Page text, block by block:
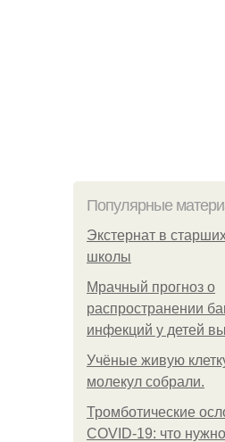
Популярные
Экстернат в
школы
Мрачный прогноз о
распространении
инфекций у детей
Учёные живую
молекул собрали.
Тромботические
COVID-19: что